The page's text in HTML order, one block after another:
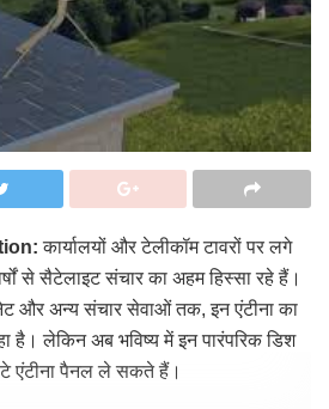
कार्यालयों और टेलीकॉम टावरों पर लगे
से सैटेलाइट संचार का अहम हिस्सा रहे हैं।
और अन्य संचार सेवाओं तक, इन एंटीना का
है। लेकिन अब भविष्य में इन पारंपरिक डिश
एंटीना पैनल ले सकते हैं।